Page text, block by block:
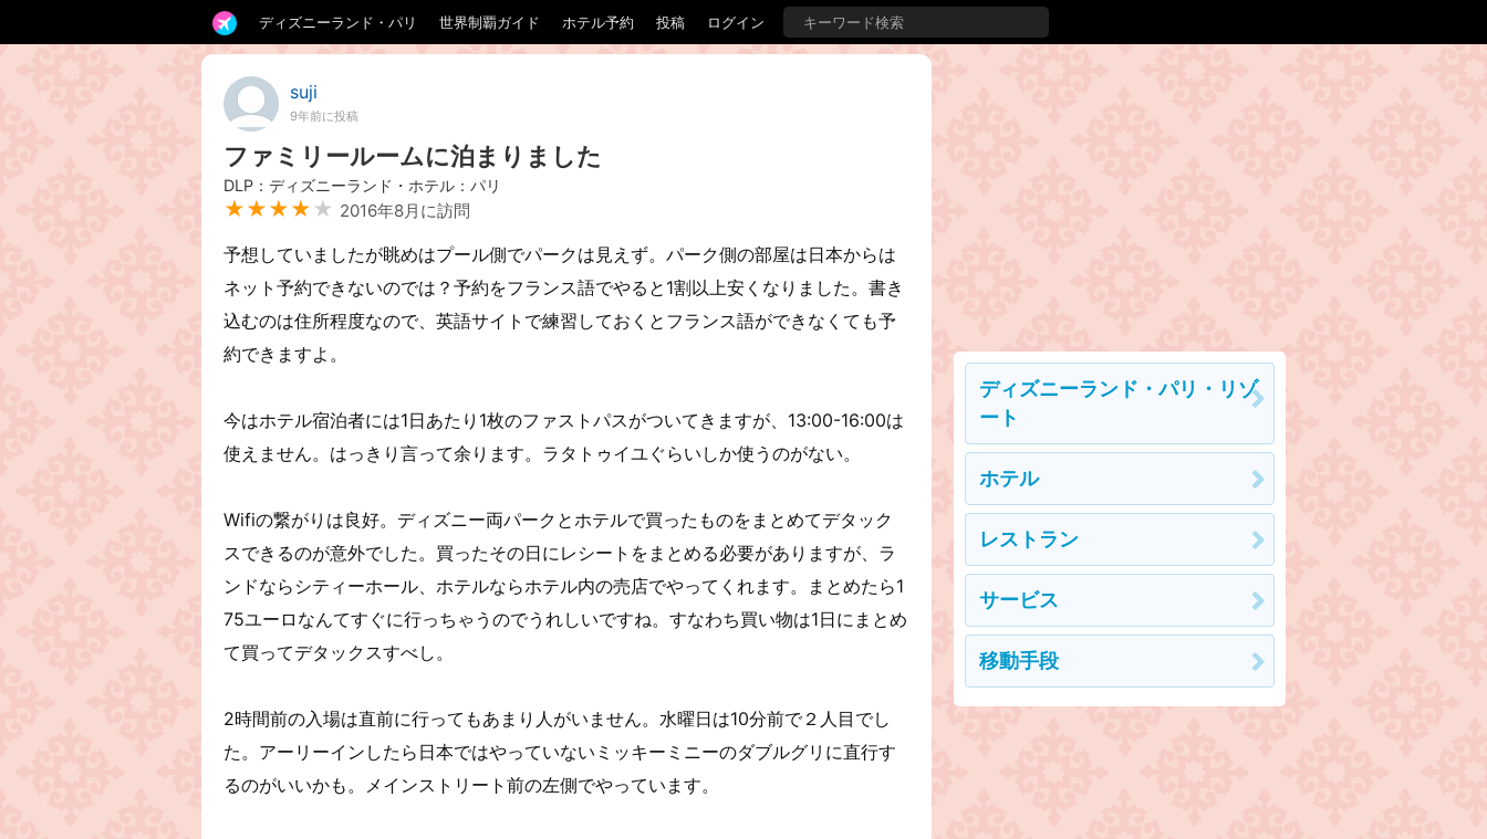
ディズニーランド・パリ 世界制覇ガイド ホテル予約 投稿 ログイン
suji
9年前に投稿
ファミリールームに泊まりました
DLP：ディズニーランド・ホテル：パリ
★★★★ ★ 2016年8月に訪問
予想していましたが眺めはプール側でパークは見えず。パーク側の部屋は日本からは
ネット予約できないのでは？予約をフランス語でやると1割以上安くなりました。書き
込むのは住所程度なので、英語サイトで練習しておくとフランス語ができなくても予
約できますよ。
今はホテル宿泊者には1日あたり1枚のファストパスがついてきますが、13:00-16:00は
使えません。はっきり言って余ります。ラタトゥイユぐらいしか使うのがない。
Wifiの繋がりは良好。ディズニー両パークとホテルで買ったものをまとめてデタック
スできるのが意外でした。買ったその日にレシートをまとめる必要がありますが、ラ
ンドならシティーホール、ホテルならホテル内の売店でやってくれます。まとめたら1
75ユーロなんてすぐに行っちゃうのでうれしいですね。すなわち買い物は1日にまとめ
て買ってデタックスすべし。
2時間前の入場は直前に行ってもあまり人がいません。水曜日は10分前で２人目でし
た。アーリーインしたら日本ではやっていないミッキーミニーのダブルグリに直行す
るのがいいかも。メインストリート前の左側でやっています。
ディズニーランド・パリ・リゾ
ート
ホテル
レストラン
サービス
移動手段